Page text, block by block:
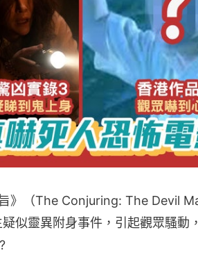
》（The Conjuring: The Devil
似靈異附身事件，引起觀眾騷動